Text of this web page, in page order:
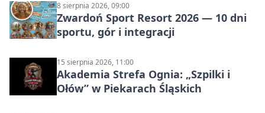
8 sierpnia 2026, 09:00
Zwardoń Sport Resort 2026 — 10 dni
sportu, gór i integracji
15 sierpnia 2026, 11:00
Akademia Strefa Ognia: „Szpilki i
Ołów” w Piekarach Śląskich